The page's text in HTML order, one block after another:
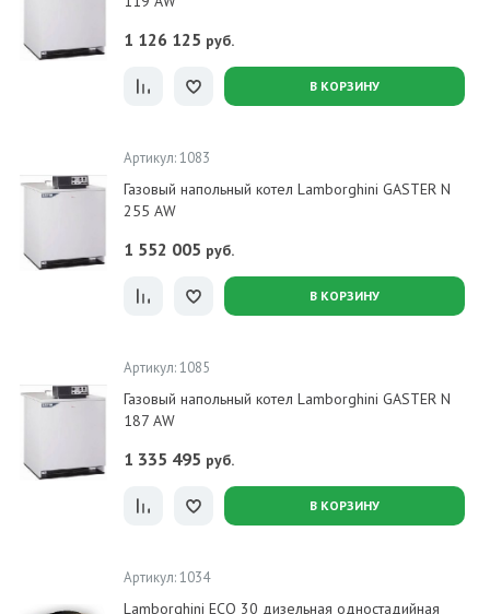
1 126 125 руб.
В КОРЗИНУ
Артикул: 1083
Газовый напольный котел Lamborghini GASTER N
255 AW
1 552 005 руб.
В КОРЗИНУ
Артикул: 1085
Газовый напольный котел Lamborghini GASTER N
187 AW
1 335 495 руб.
В КОРЗИНУ
Артикул: 1034
Lamborghini ECO 30 дизельная одностадийная